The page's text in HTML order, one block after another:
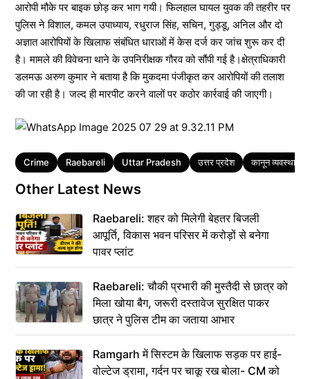
आरोपी मौके पर बाइक छोड़ कर भाग गयी। फिलहाल घायल युवक की तहरीर पर
पुलिस ने विशाल, कमल उपाध्याय, रधुराज सिंह, सचिन, गुड्डू, अनिल और दो
अज्ञात आरोपियों के खिलाफ संबंधित धाराओं में केस दर्ज कर जांच शुरू कर दी
है। मामले की विवेचना थाने के उपनिरीक्षक गौरव को सौंपी गई है।क्षेत्राधिकारी
डलमऊ अरुण कुमार ने बताया है कि मुकदमा पंजीकृत कर आरोपियों की तलाश
की जा रही है। जल्द ही मारपीट करने वालों पर कठोर कार्रवाई की जाएगी।
Tags
Crime Raebareli Uttar Pradesh उत्तर प्रदेश कानून व्यवस्था
Other Latest News
Raebareli: शहर को मिलेगी बेहतर बिजली
आपूर्ति, विकास भवन परिसर में करोड़ों से बनेगा
पावर प्लांट
Raebareli: चौकी प्रभारी की मुस्तैदी से छात्र को
मिला खोया बैग, जरूरी दस्तावेज सुरक्षित पाकर
छात्र ने पुलिस टीम का जताया आभार
Ramgarh में सिस्टम के खिलाफ सड़क पर हाई-
वोल्टेज ड्रामा, गर्दन पर चाकू रख बोला- CM को